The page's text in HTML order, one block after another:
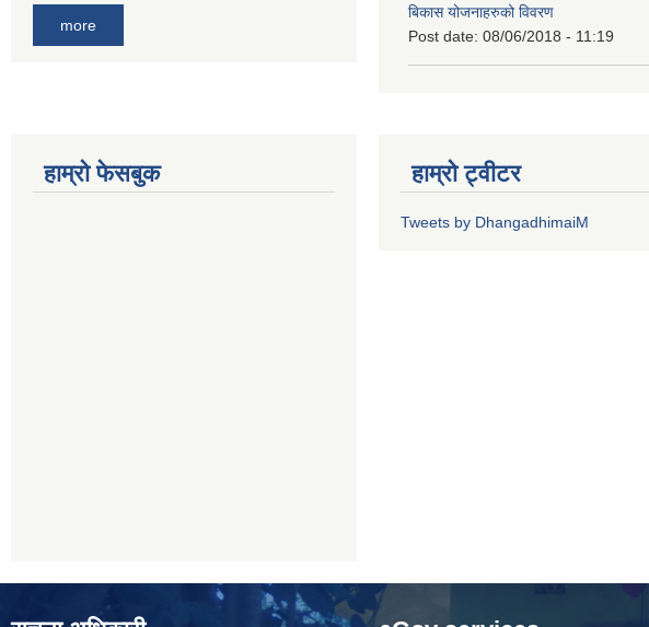
more
बिकास योजनाहरुको विवरण
Post date: 08/06/2018 - 11:19
हाम्रो फेसबुक हाम्रो ट्वीटर
Tweets by DhangadhimaiM